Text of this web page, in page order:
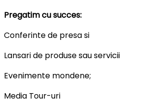
Pregatimcusucces:
Conferinte de presa si
Lansari de produse sau servicii
Evenimente mondene;
Media Tour-uri